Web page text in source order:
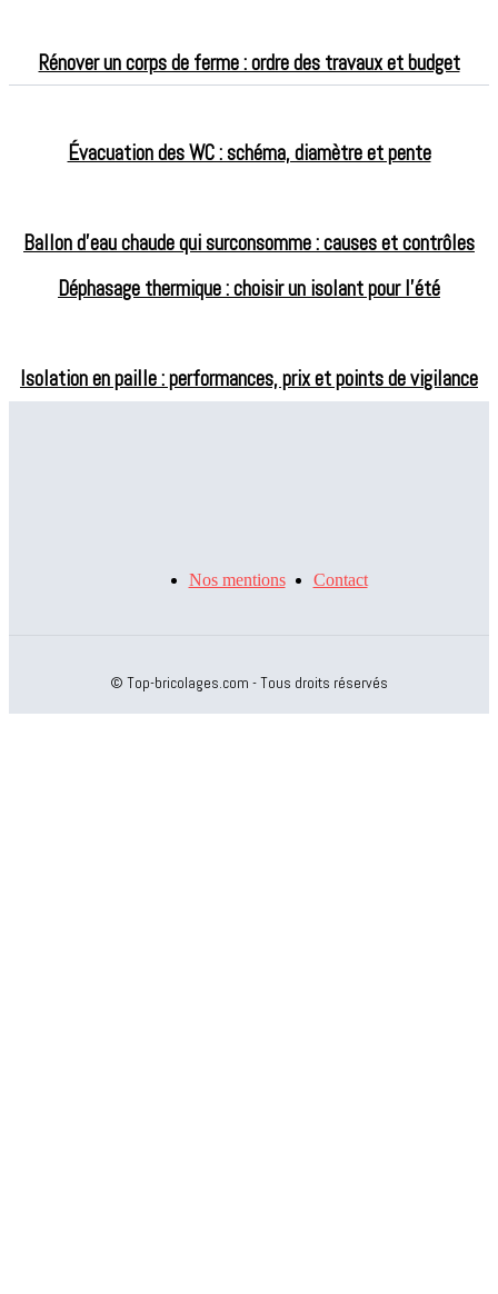
Rénover un corps de ferme : ordre des travaux et budget
Évacuation des WC : schéma, diamètre et pente
Ballon d’eau chaude qui surconsomme : causes et contrôles
Déphasage thermique : choisir un isolant pour l’été
Isolation en paille : performances, prix et points de vigilance
Nos mentions Contact
© Top-bricolages.com - Tous droits réservés